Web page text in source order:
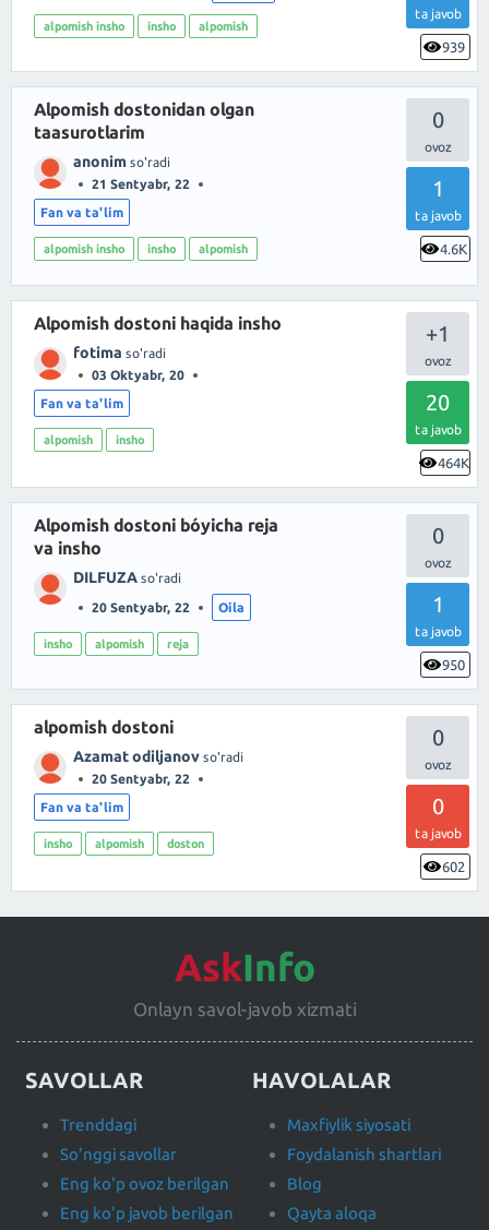
ta javob
939
alpomish insho insho alpomish
0
1
ta javob
4.6K
Alpomish dostonidan olgan
taasurotlarim
anonim so'radi
21 Sentyabr, 22
Fan va ta'lim
alpomish insho insho alpomish
+1
20
ta javob
464K
Alpomish dostoni haqida insho
fotima so'radi
03 Oktyabr, 20
Fan va ta'lim
alpomish insho
0
1
ta javob
950
Alpomish dostoni bóyicha reja
va insho
DILFUZA so'radi
20 Sentyabr, 22 Oila
insho alpomish reja
0
0
ta javob
602
alpomish dostoni
Azamat odiljanov so'radi
20 Sentyabr, 22
Fan va ta'lim
insho alpomish doston
AskInfo
Onlayn savol-javob xizmati
SAVOLLAR
Trenddagi
So'nggi savollar
Eng ko'p ovoz berilgan
Eng ko'p javob berilgan
HAVOLALAR
Maxfiylik siyosati
Foydalanish shartlari
Blog
Qayta aloqa